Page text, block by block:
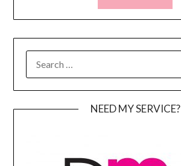
FOR:
NEED MY SERVICE?